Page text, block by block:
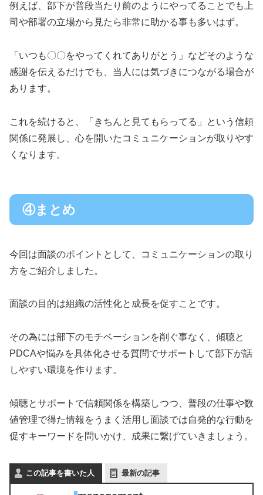
例えば、部下が普段当たり前のようにやってることでも上
司や部署の立場から見たら非常に助かる事も多いはず。
「いつも〇〇をやってくれてありがとう」などそのような
感謝を伝えるだけでも、当人には気づきにつながる場合が
あります。
これを続けると、「きちんと見てもらってる」という信頼
関係に発展し、心を開いたコミュニケーションが取りやす
くなります。
④まとめ
今回は面談のポイントとして、コミュニケーションの取り
方をご紹介しました。
面談の目的は組織の活性化と成長を促すことです。
その為には部下のモチベーションを削ぐ事なく、傾聴と
PDCAや悩みを具体化させる質問でサポートして部下が話
しやすい環境を作ります。
傾聴とサポートで信頼関係を構築しつつ、普段の仕事や数
値管理で得た情報をうまく活用し面談では自発的な行動を
促すキーワードを問いかけ、成果に繋げていきましょう。
この記事を書いた人 最新の記事